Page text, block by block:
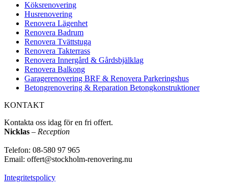
Köksrenovering
Husrenovering
Renovera Lägenhet
Renovera Badrum
Renovera Tvättstuga
Renovera Takterrass
Renovera Innergård & Gårdsbjälklag
Renovera Balkong
Garagerenovering BRF & Renovera Parkeringshus
Betongrenovering & Reparation Betongkonstruktioner
KONTAKT
Kontakta oss idag för en fri offert.
Nicklas – Reception
Telefon: 08-580 97 965
Email: offert@stockholm-renovering.nu
Integritetspolicy